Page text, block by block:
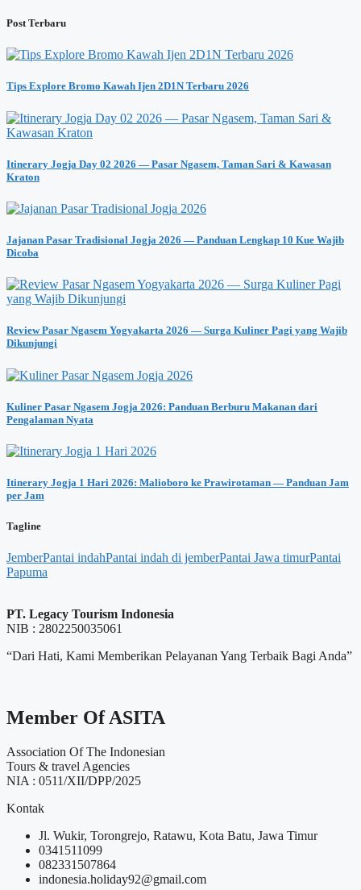
Post Terbaru
Tips Explore Bromo Kawah Ijen 2D1N Terbaru 2026
Itinerary Jogja Day 02 2026 — Pasar Ngasem, Taman Sari & Kawasan
Kraton
Jajanan Pasar Tradisional Jogja 2026 — Panduan Lengkap 10 Kue Wajib
Dicoba
Review Pasar Ngasem Yogyakarta 2026 — Surga Kuliner Pagi yang Wajib
Dikunjungi
Kuliner Pasar Ngasem Jogja 2026: Panduan Berburu Makanan dari
Pengalaman Nyata
Itinerary Jogja 1 Hari 2026: Malioboro ke Prawirotaman — Panduan Jam
per Jam
Tagline
JemberPantai indahPantai indah di jemberPantai Jawa timurPantai
Papuma
PT. Legacy Tourism Indonesia
NIB : 2802250035061
“Dari Hati, Kami Memberikan Pelayanan Yang Terbaik Bagi Anda”
Member Of ASITA
Association Of The Indonesian
Tours & travel Agencies
NIA : 0511/XII/DPP/2025
Kontak
Jl. Wukir, Torongrejo, Ratawu, Kota Batu, Jawa Timur
0341511099
082331507864
indonesia.holiday92@gmail.com